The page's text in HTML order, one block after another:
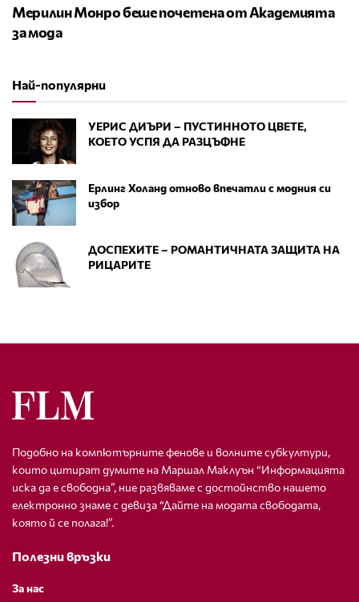
Мерилин Монро беше почетена от Академията
за мода
Най-популярни
УЕРИС ДИЪРИ – ПУСТИННОТО ЦВЕТЕ,
КОЕТО УСПЯ ДА РАЗЦЪФНЕ
Ерлинг Холанд отново впечатли с модния си
избор
ДОСПЕХИТЕ – РОМАНТИЧНАТА ЗАЩИТА НА
РИЦАРИТЕ
Подобно на компютърните фенове и волните субкултури,
които цитират думите на Маршал Маклуън “Информацията
иска да е свободна”, ние развяваме с достойнство нашето
електронно знаме с девиза “Дайте на модата свободата,
която й се полага!”.
Полезни връзки
За нас